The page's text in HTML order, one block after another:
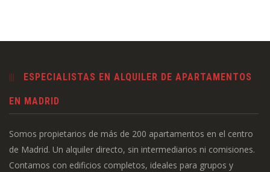
ESPECIALISTAS EN ALQUILER DE APARTAMENTOS
EN MADRID
Somos propietarios de más de 200 apartamentos en el centro
de Madrid. Un alquiler directo, sin intermediarios ni comisiones.
Contamos con edificios completos, ideales para grupos y